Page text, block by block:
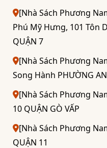
[Nhà Sách Phương
Phú Mỹ Hưng, 101 Tôn
QUẬN 7
[Nhà Sách Phương
Song Hành PHƯỜNG
[Nhà Sách Phương
10 QUẬN GÒ VẤP
[Nhà Sách Phương
QUẬN 11